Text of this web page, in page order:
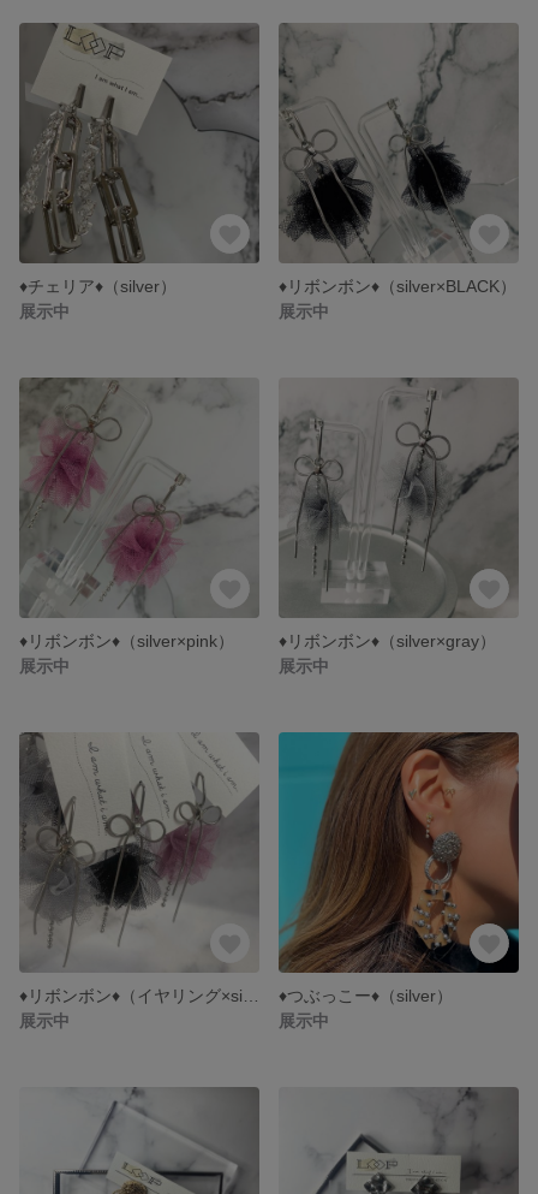
♦︎チェリア♦︎（silver）
展示中
♦︎リボンボン♦︎（silver×BLACK）
展示中
♦︎リボンボン♦︎（silver×pink）
展示中
♦︎リボンボン♦︎（silver×gray）
展示中
展示中
♦︎つぶっこー♦︎（silver）
展示中